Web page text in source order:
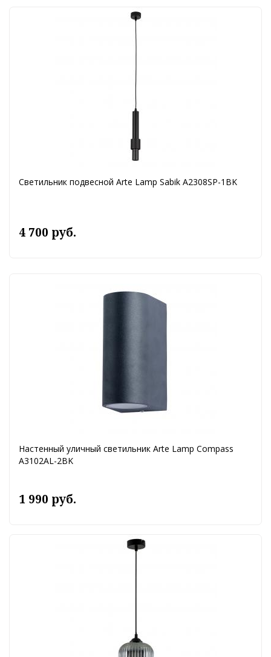
Светильник подвесной Arte Lamp Sabik A2308SP-1BK
4 700 руб.
Настенный уличный светильник Arte Lamp Compass
A3102AL-2BK
1 990 руб.